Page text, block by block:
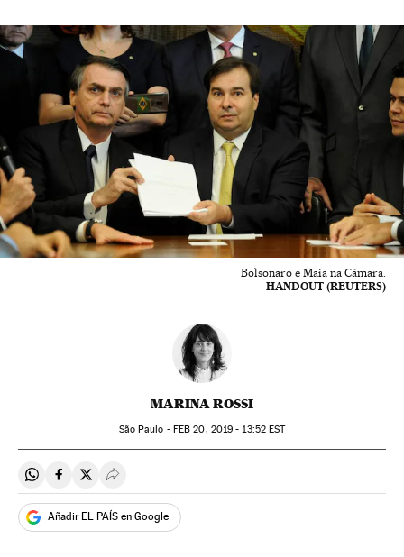
Bolsonaro e Maia na Câmara.
HANDOUT (REUTERS)
MARINA ROSSI
São Paulo - FEB 20, 2019 - 13:52EST
Compartir en Whatsapp
Compartir en Facebook
Compartir en Twitter
Desplegar Redes Sociales
Añadir EL PAÍS en Google